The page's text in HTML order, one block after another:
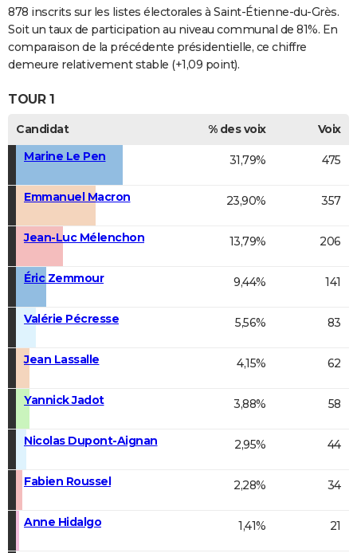
878 inscrits sur les listes électorales à Saint-Étienne-du-Grès.
Soit un taux de participation au niveau communal de 81%. En
comparaison de la précédente présidentielle, ce chiffre
demeure relativement stable (+1,09 point).
TOUR 1
Candidat % des voix
Voix
Marine Le Pen
31,79% 475
Emmanuel Macron 23,90% 357
Jean-Luc Mélenchon 13,79% 206
Éric Zemmour 9,44% 141
Valérie Pécresse 5,56% 83
Jean Lassalle 4,15% 62
Yannick Jadot 3,88% 58
Nicolas Dupont-Aignan 2,95% 44
Fabien Roussel 2,28% 34
Anne Hidalgo 1,41% 21